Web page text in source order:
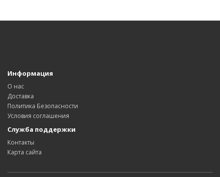
Информация
О нас
Доставка
Политика Безопасности
Условия соглашения
Служба поддержки
Контакты
Карта сайта